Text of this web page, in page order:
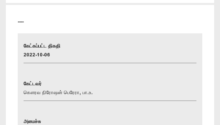
----
கேட்கப்பட்ட திகதி
2022-10-06
கேட்டவர்
கௌரவ நிரோஷன் பெரேரா, பா.உ.
அமைச்சு